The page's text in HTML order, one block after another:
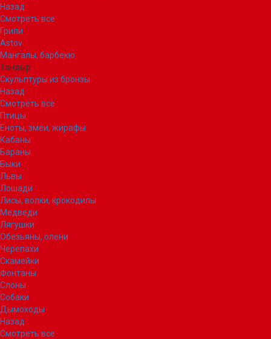
Назад
Смотреть все
Грили
Astov
Мангалы, барбекю
Тандыр
Скульптуры из бронзы
Назад
Смотреть все
Птицы
Еноты, змеи, жирафы
Кабаны
Бараны
Быки
Львы
Лошади
Лисы, волки, крокодилы
Медведи
Лягушки
Обезьяны, олени
Черепахи
Скамейки
Фонтаны
Слоны
Собаки
Дымоходы
Назад
Смотреть все